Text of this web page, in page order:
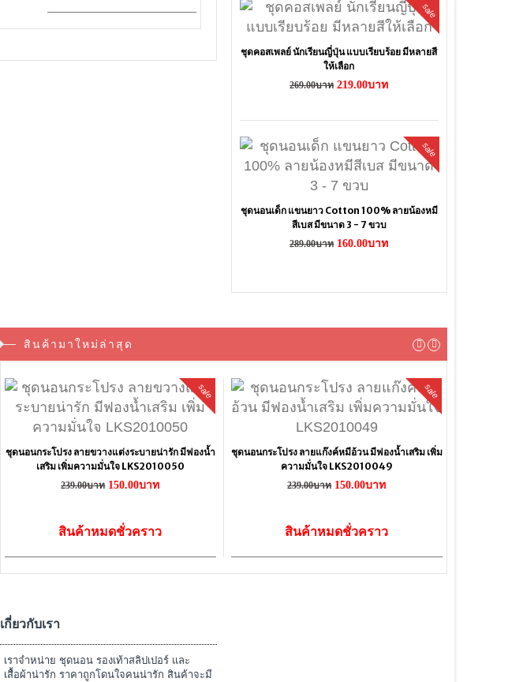
sale
ชุดคอสเพลย์ นักเรียนญี่ปุ่น แบบเรียบร้อย มีหลายสี
ให้เลือก
269.00บาท 219.00บาท
sale
ชุดนอนเด็ก แขนยาว Cotton 100% ลายน้องหมี
สีเบส มีขนาด 3 - 7 ขวบ
289.00บาท 160.00บาท
สินค้ามาใหม่ล่าสุด
sale
ชุดนอนกระโปรง ลายขวางแต่งระบายน่ารัก มีฟองน้ำ
เสริม เพิ่มความมั่นใจ LKS2010050
239.00บาท 150.00บาท
สินค้าหมดชั่วคราว
sale
ชุดนอนกระโปรง ลายแก๊งค์หมีอ้วน มีฟองน้ำเสริม เพิ่ม
ความมั่นใจ LKS2010049
239.00บาท 150.00บาท
สินค้าหมดชั่วคราว
เกี่ยวกับเรา
เราจำหน่าย ชุดนอน รองเท้าสลิปเปอร์ และ
เสื้อผ้าน่ารัก ราคาถูกโดนใจคนน่ารัก สินค้าจะมี